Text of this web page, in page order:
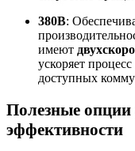
380В:
имеют
ускоряет
доступных
Полезные
эффективности